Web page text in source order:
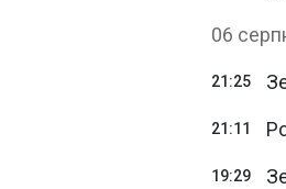
06
21:25
21:11
19:29